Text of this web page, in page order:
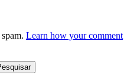
Learn how your comment